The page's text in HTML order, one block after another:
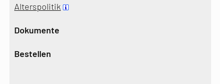
Alterspolitik